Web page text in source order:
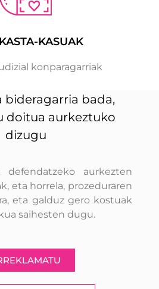
KASUAK
konparagarriak
bideragarria bada,
doitua aurkeztuko
dizugu
defendatzeko aurkezten
eta horrela, prozeduraren
eta galduz gero kostuak
saihesten dugu.